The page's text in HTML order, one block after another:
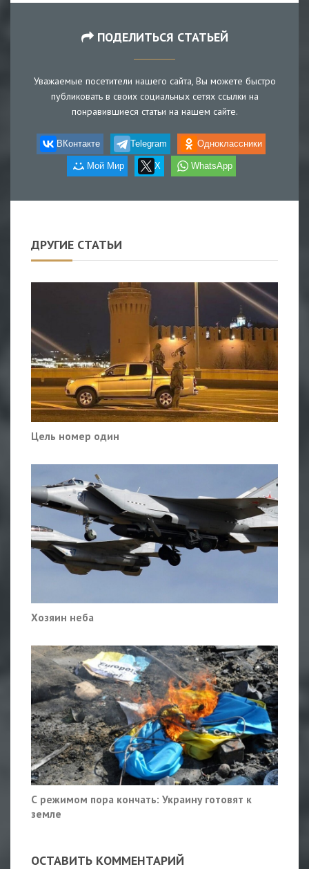
ПОДЕЛИТЬСЯ СТАТЬЕЙ
Уважаемые посетители нашего сайта, Вы можете быстро
публиковать в своих социальных сетях ссылки на
понравившиеся статьи на нашем сайте.
ВКонтакте Telegram Одноклассники
Мой Мир X WhatsApp
ДРУГИЕ СТАТЬИ
Цель номер один
Хозяин неба
С режимом пора кончать: Украину готовят к
земле
ОСТАВИТЬ КОММЕНТАРИЙ